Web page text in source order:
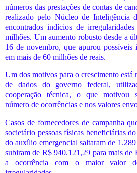
números das prestações de contas de
realizado pelo Núcleo de Inteligência
encontrados indícios de
milhões. Um aumento robusto desde a
16 de novembro, que apurou possíveis
em mais de 60 milhões de reais.
Um dos motivos para o crescimento está
de dados do governo federal,
cooperação técnica, o que motivou
número de ocorrências e nos valores
Casos de fornecedores de campanha
societário pessoas físicas beneficiárias
do auxílio emergencial saltaram de
subiram de R$ 940.121,29 para mais
a ocorrência com o maior valor